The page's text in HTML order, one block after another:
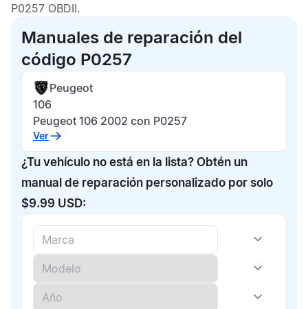
P0257 OBDII.
Manuales de reparación del
código P0257
Peugeot
106
Peugeot 106 2002 con P0257
Ver
¿Tu vehículo no está en la lista? Obtén un
manual de reparación personalizado por solo
$9.99 USD: